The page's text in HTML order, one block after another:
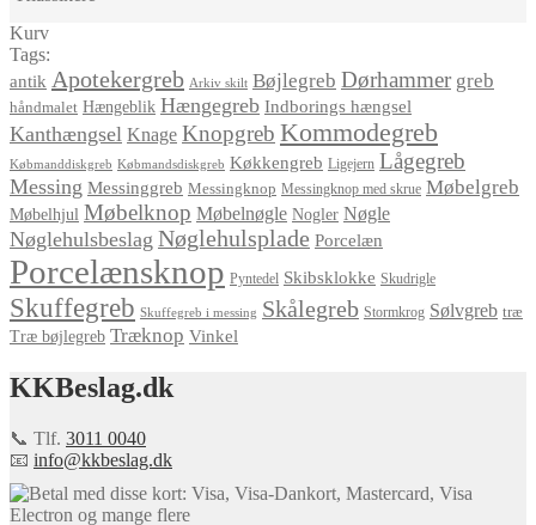
Kurv
Tags:
antik Apotekergreb Arkiv skilt Bøjlegreb Dørhammer greb
håndmalet Hængeblik Hængegreb Indborings hængsel
Kanthængsel Knage Knopgreb Kommodegreb
Købmanddiskgreb Købmandsdiskgreb Køkkengreb Ligejern Lågegreb
Messing Messinggreb Messingknop Messingknop med skrue Møbelgreb
Møbelhjul Møbelknop Møbelnøgle Nogler Nøgle
Nøglehulsbeslag Nøglehulsplade Porcelæn
Porcelænsknop Pyntedel Skibsklokke Skudrigle
Skuffegreb Skuffegreb i messing Skålegreb Stormkrog Sølvgreb træ
Træ bøjlegreb Træknop Vinkel
KKBeslag.dk
📞 Tlf. 3011 0040
📧 info@kkbeslag.dk